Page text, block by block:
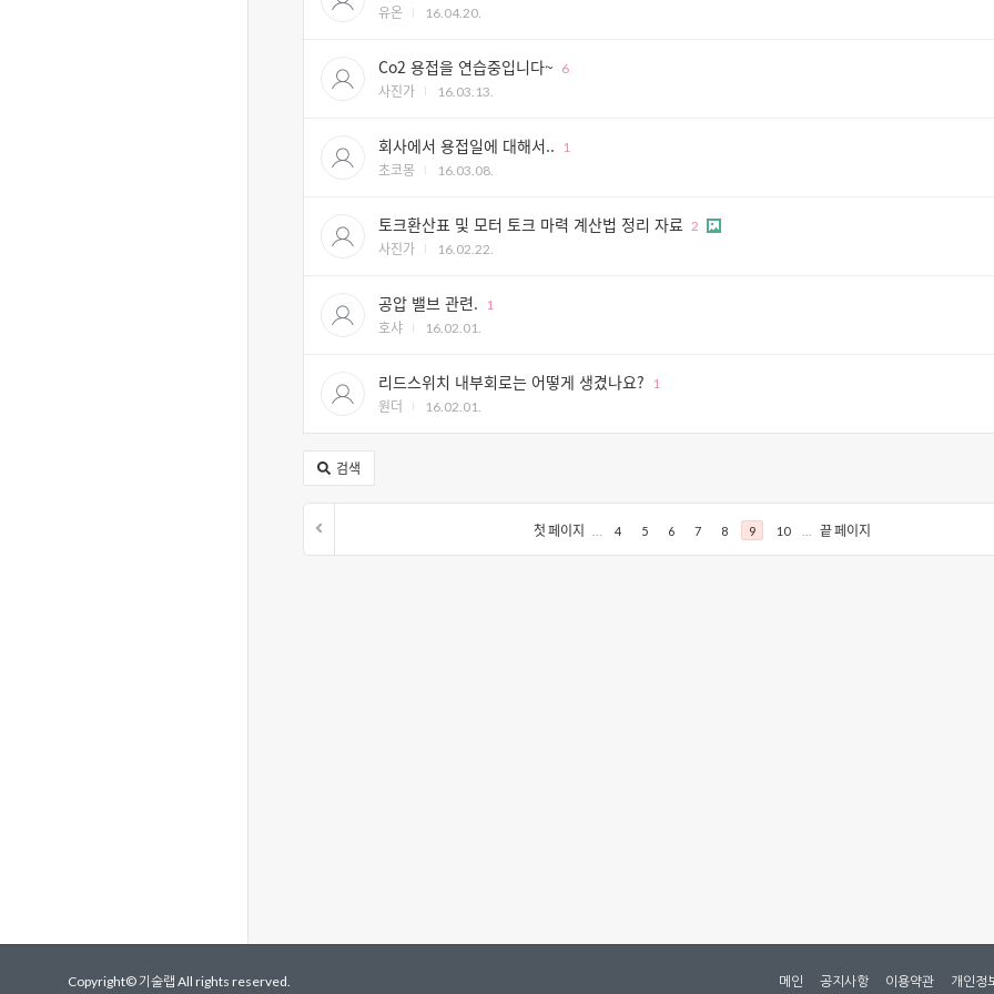
유온 16.04.20.
Co2 용접을 연습중입니다~ 6
사진가 16.03.13.
회사에서 용접일에 대해서.. 1
초코몽 16.03.08.
토크환산표 및 모터 토크 마력 계산법 정리 자료 2
사진가 16.02.22.
공압 밸브 관련. 1
호샤 16.02.01.
리드스위치 내부회로는 어떻게 생겼나요? 1
원더 16.02.01.
검색
첫 페이지 4 5 6 7 8 9 10 끝 페이지
Copyright© 기술랩 All rights reserved. 메인 공지사항 이용약관 개인정